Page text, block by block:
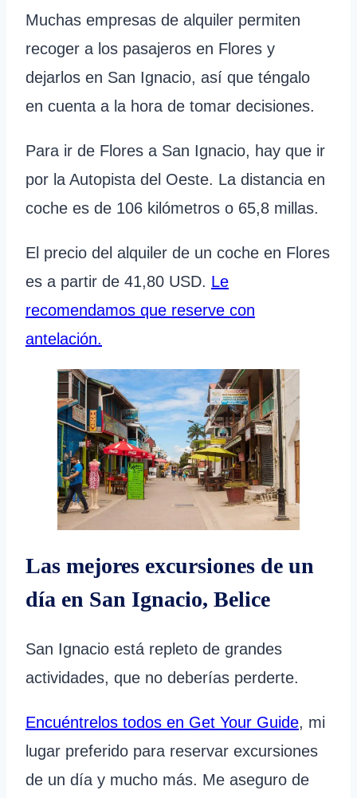
Muchas empresas de alquiler permiten
recoger a los pasajeros en Flores y
dejarlos en San Ignacio, así que téngalo
en cuenta a la hora de tomar decisiones.
Para ir de Flores a San Ignacio, hay que ir
por la Autopista del Oeste. La distancia en
coche es de 106 kilómetros o 65,8 millas.
El precio del alquiler de un coche en Flores
es a partir de 41,80 USD. Le
recomendamos que reserve con
antelación.
Las mejores excursiones de un
día en San Ignacio, Belice
San Ignacio está repleto de grandes
actividades, que no deberías perderte.
Encuéntrelos todos en Get Your Guide, mi
lugar preferido para reservar excursiones
de un día y mucho más. Me aseguro de